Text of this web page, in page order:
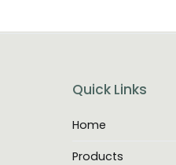
Quick Links
Home
Products